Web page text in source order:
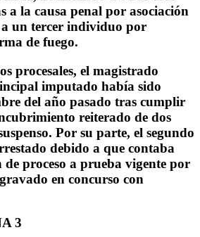
a la causa penal por asociación
un tercer individuo por
de fuego.
procesales, el magistrado
imputado había sido
del año pasado tras cumplir
reiterado de dos
Por su parte, el segundo
debido a que contaba
de proceso a prueba vigente por
en concurso con
3